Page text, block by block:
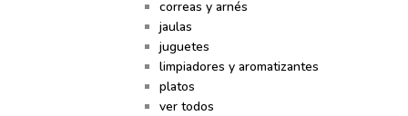
correas y arnés
jaulas
juguetes
limpiadores y aromatizantes
platos
ver todos